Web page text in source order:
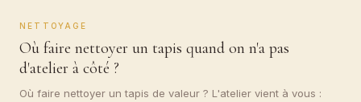
NETTOYAGE
Où faire nettoyer un tapis quand on n'a pas
d'atelier à côté ?
Où faire nettoyer un tapis de valeur ? L'atelier vient à vous :